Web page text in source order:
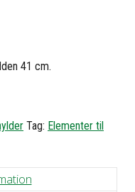
41 cm.
Tag: Elementer til